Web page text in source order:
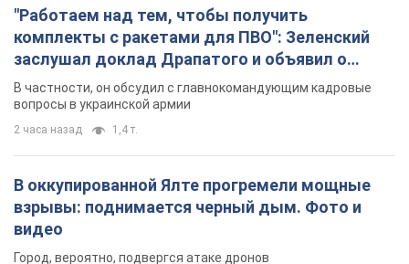
"Работаем над тем, чтобы получить
комплекты с ракетами для ПВО": Зеленский
заслушал доклад Драпатого и объявил о
новых мерах
В частности, он обсудил с главнокомандующим кадровые
вопросы в украинской армии
2 часа назад 1,4 т.
В оккупированной Ялте прогремели мощные
взрывы: поднимается черный дым. Фото и
видео
Город, вероятно, подвергся атаке дронов